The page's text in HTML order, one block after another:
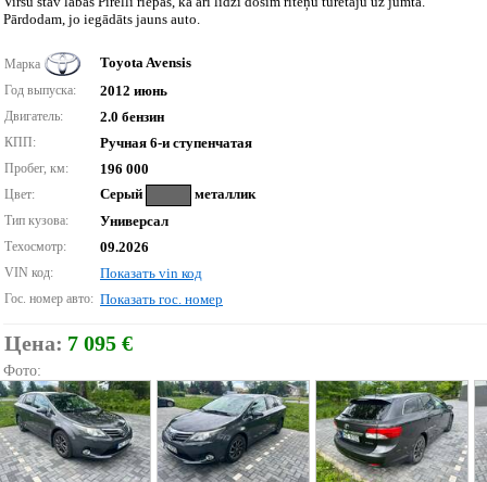
Pārdodam, jo iegādāts jauns auto.
Марка Toyota Avensis
Год выпуска: 2012 июнь
Двигатель: 2.0 бензин
КПП: Ручная 6-и ступенчатая
Пробег, км: 196 000
Цвет: Серый металлик
Тип кузова: Универсал
Техосмотр: 09.2026
VIN код: Показать vin код
Гос. номер авто: Показать гос. номер
Цена: 7 095 €
Фото: